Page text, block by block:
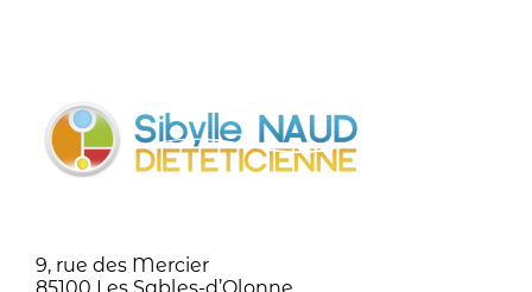
9, rue des Mercier